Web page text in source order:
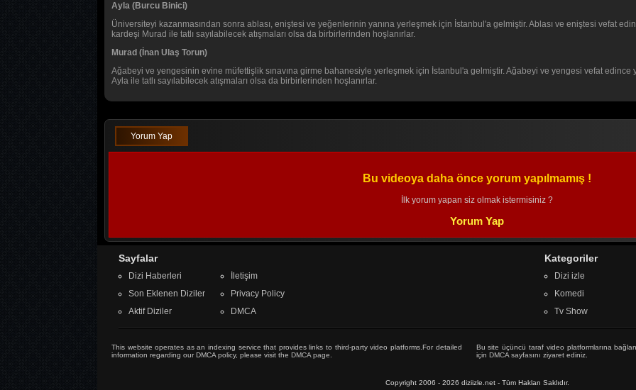
Ayla (Burcu Binici)
Üniversiteyi kazanmasından sonra ablası, eniştesi ve yeğenlerinin yanına yerleşmek için İstanbul'a gelmiştir. Ablası ve eniştesi vefat
kardeşi Murad ile tatlı sayılabilecek atışmaları olsa da birbirlerinden hoşlanırlar.
Murad (İnan Ulaş Torun)
Ağabeyi ve yengesinin evine müfettişlik sınavına girme bahanesiyle yerleşmek için İstanbul'a gelmiştir. Ağabeyi ve yengesi vefat
Ayla ile tatlı sayılabilecek atışmaları olsa da birbirlerinden hoşlanırlar.
Yorum Yap
Bu videoya daha önce yorum yapılmamış !
İlk yorum yapan siz olmak istermisiniz ?
Yorum Yap
Sayfalar
Dizi Haberleri
İletişim
Son Eklenen Diziler
Privacy Policy
Aktif Diziler
DMCA
Kategoriler
Dizi izle
Komedi
Tv Show
This website operates as an indexing service that provides links to third-party video platforms.For detailed
information regarding our DMCA policy, please visit the DMCA page
Bu site üçüncü taraf video platformlarına
için DMCA sayfasını ziyaret ediniz.
Copyright 2006 - 2026 diziizle.net - Tüm Hakları Saklıdır.